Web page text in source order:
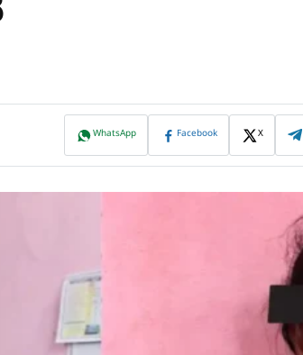
WhatsApp Facebook X